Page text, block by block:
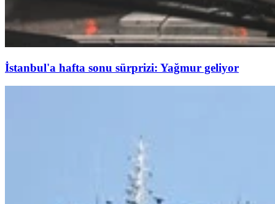
İstanbul'a hafta sonu sürprizi: Yağmur geliyor